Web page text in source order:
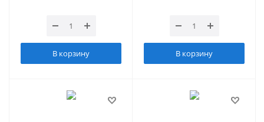
В корзину В корзину